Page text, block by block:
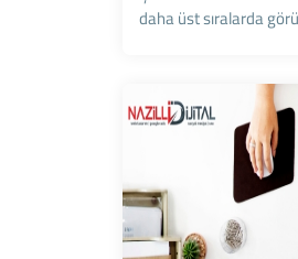
daha üst sıralarda